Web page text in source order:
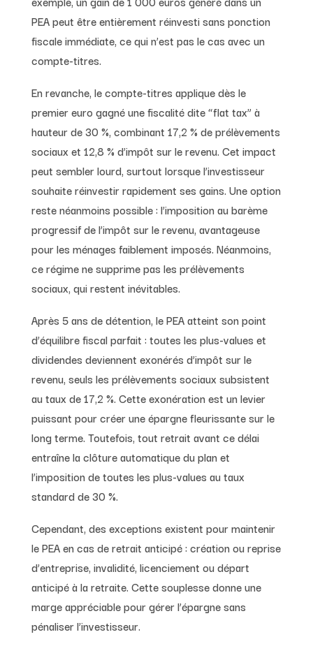
PEA peut être entièrement réinvesti sans ponction
fiscale immédiate, ce qui n’est pas le cas avec un
compte-titres.
En revanche, le compte-titres applique dès le
premier euro gagné une fiscalité dite “flat tax” à
hauteur de 30 %, combinant 17,2 % de prélèvements
sociaux et 12,8 % d’impôt sur le revenu. Cet impact
peut sembler lourd, surtout lorsque l’investisseur
souhaite réinvestir rapidement ses gains. Une option
reste néanmoins possible : l’imposition au barème
progressif de l’impôt sur le revenu, avantageuse
pour les ménages faiblement imposés. Néanmoins,
ce régime ne supprime pas les prélèvements
sociaux, qui restent inévitables.
Après 5 ans de détention, le PEA atteint son point
d’équilibre fiscal parfait : toutes les plus-values et
dividendes deviennent exonérés d’impôt sur le
revenu, seuls les prélèvements sociaux subsistent
au taux de 17,2 %. Cette exonération est un levier
puissant pour créer une épargne fleurissante sur le
long terme. Toutefois, tout retrait avant ce délai
entraîne la clôture automatique du plan et
l’imposition de toutes les plus-values au taux
standard de 30 %.
Cependant, des exceptions existent pour maintenir
le PEA en cas de retrait anticipé : création ou reprise
d’entreprise, invalidité, licenciement ou départ
anticipé à la retraite. Cette souplesse donne une
marge appréciable pour gérer l’épargne sans
pénaliser l’investisseur.